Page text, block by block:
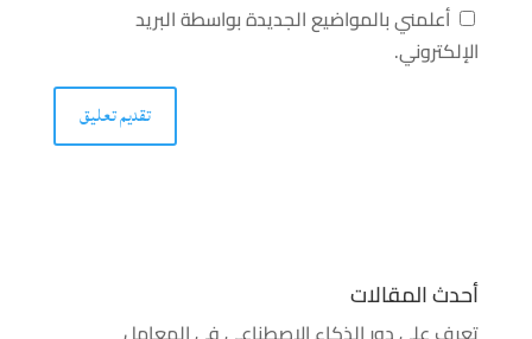
أعلمني بالمواضيع الجديدة بواسطة البريد
الإلكتروني.
أحدث المقالات